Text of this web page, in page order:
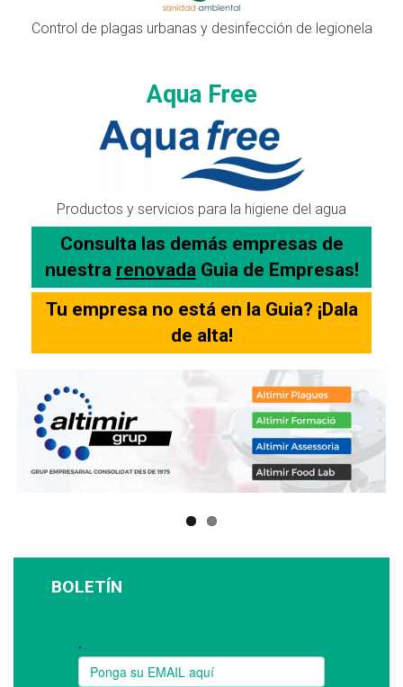
Control de plagas urbanas y desinfección de legionela
Aqua Free
Productos y servicios para la higiene del agua
Consulta las demás empresas de
nuestra renovada Guia de Empresas!
Tu empresa no está en la Guia? ¡Dala
de alta!
BOLETÍN